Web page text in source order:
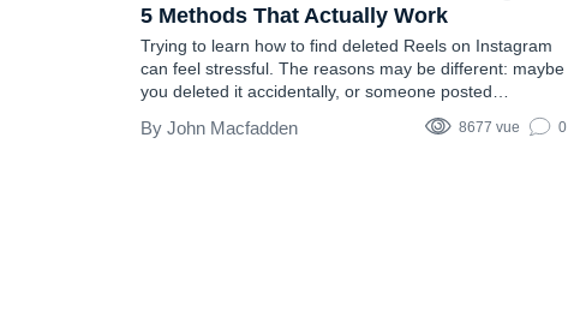
5 Methods That Actually Work
Trying to learn how to find deleted Reels on Instagram
can feel stressful. The reasons may be different: maybe
you deleted it accidentally, or someone posted
something and removed it quickly, so you’re curious
and want to retrieve the lost information. So the
John Macfadden 8677 vue 0